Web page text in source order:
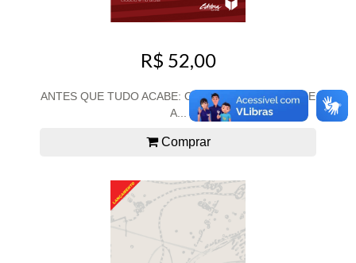
R$ 52,00
ANTES QUE TUDO ACABE: O DISCURSO DA MÍDIA E
A...
Comprar